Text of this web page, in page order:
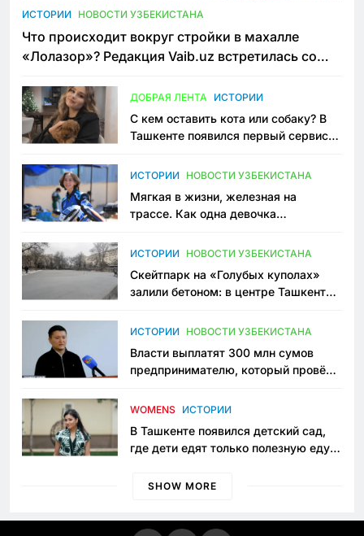
ИСТОРИИ НОВОСТИ УЗБЕКИСТАНА
Что происходит вокруг стройки в махалле
«Лолазор»? Редакция Vaib.uz встретилась со
ДОБРАЯ ЛЕНТА ИСТОРИИ
С кем оставить кота или собаку? В
Ташкенте появился первый сервис
ИСТОРИИ НОВОСТИ УЗБЕКИСТАНА
Мягкая в жизни, железная на
трассе. Как одна девочка
Узбекистане
ИСТОРИИ НОВОСТИ УЗБЕКИСТАНА
Скейтпарк на «Голубых куполах»
залили бетоном: в центре Ташкента
пространство
ИСТОРИИ НОВОСТИ УЗБЕКИСТАНА
Власти выплатят 300 млн сумов
предпринимателю, который провёл
приговору
WOMENS ИСТОРИИ
В Ташкенте появился детский сад,
где дети едят только полезную еду.
просить «кашу без сахара»
SHOW MORE